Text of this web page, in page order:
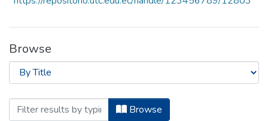
Browse
Browsing Artículos - Ingeniería en
Browse